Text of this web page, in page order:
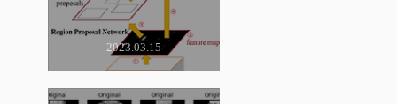
2023.03.15